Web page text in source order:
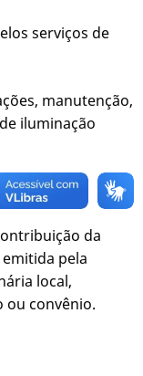
serviços de
manutenção,
iluminação
da
pela
local,
ou convênio.